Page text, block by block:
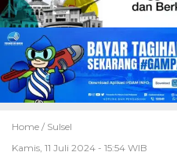
Home / Sulsel
Kamis, 11 Juli 2024 - 15:54 WIB